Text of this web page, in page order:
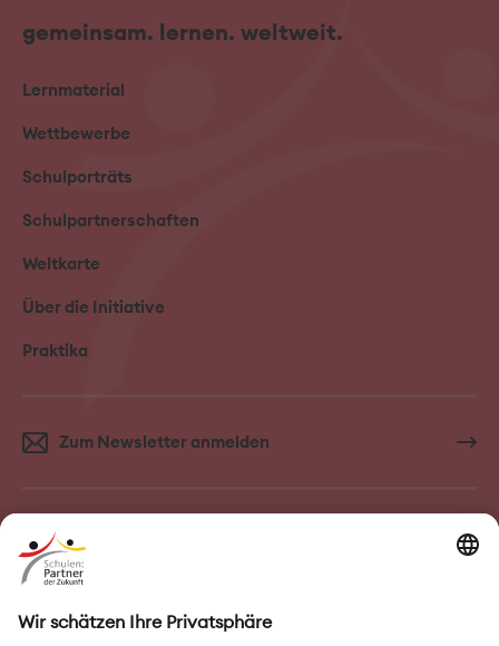
gemeinsam. lernen. weltweit.
Lernmaterial
Wettbewerbe
Schulporträts
Schulpartnerschaften
Weltkarte
Über die Initiative
Praktika
Zum Newsletter anmelden
FAQ–Häufige Fragen Kontakt